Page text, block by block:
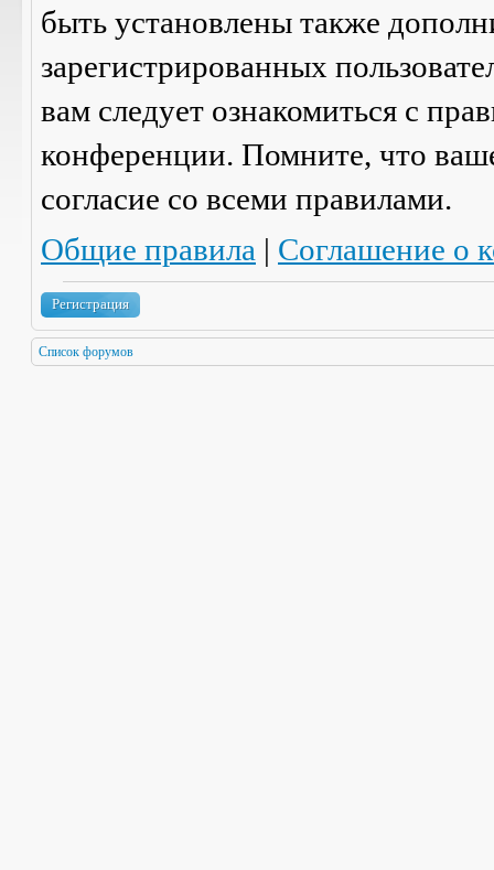
быть установлены также
зарегистрированных
вам следует ознакомиться с
конференции. Помните, что
согласие со всеми правилами.
Общие правила | Соглашение о
Регистрация
Список форумов